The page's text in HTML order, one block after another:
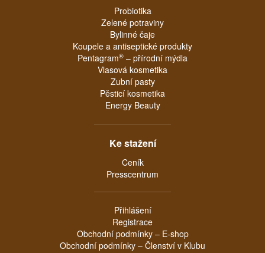
Probiotika
Zelené potraviny
Bylinné čaje
Koupele a antiseptické produkty
Pentagram® – přírodní mýdla
Vlasová kosmetika
Zubní pasty
Pěsticí kosmetika
Energy Beauty
Ke stažení
Ceník
Presscentrum
Přihlášení
Registrace
Obchodní podmínky – E-shop
Obchodní podmínky – Členství v Klubu